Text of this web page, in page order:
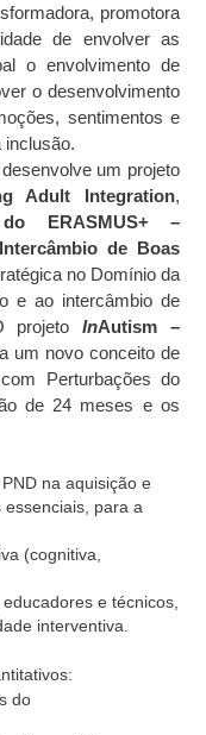
promotora
de envolver as
o envolvimento de
o desenvolvimento
sentimentos e
inclusão.
um projeto
Adult Integration,
ERASMUS+ –
de Boas
no Domínio da
e ao intercâmbio de
projetoInAutism –
um novo conceito de
Perturbações do
de 24 meses e os
na aquisição e
para a
(cognitiva,
e técnicos,
interventiva.
do